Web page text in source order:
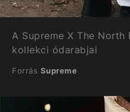
A Supreme X The
kollekci ódarabjai
Forrás Supreme